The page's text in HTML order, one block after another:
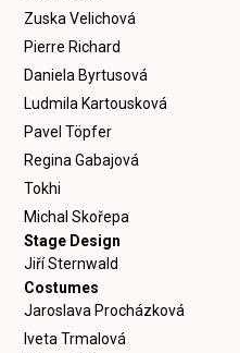
Zuska Velichová
Pierre Richard
Daniela Byrtusová
Ludmila Kartousková
Pavel Töpfer
Regina Gabajová
Tokhi
Michal Skořepa
Stage Design
Jiří Sternwald
Costumes
Jaroslava Procházková
Iveta Trmalová